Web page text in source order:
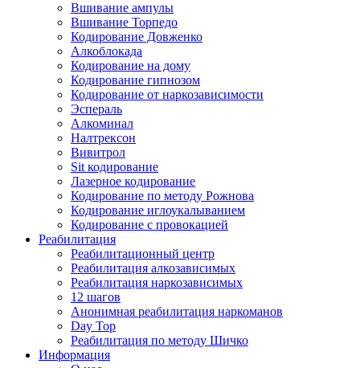
Вшивание ампулы
Вшивание Торпедо
Кодирование Довженко
Алкоблокада
Кодирование на дому
Кодирование гипнозом
Кодирование от наркозависимости
Эспераль
Алкоминал
Налтрексон
Вивитрол
Sit кодирование
Лазерное кодирование
Кодирование по методу Рожнова
Кодирование иглоукалыванием
Кодирование с провокацией
Реабилитация
Реабилитационный центр
Реабилитация алкозависимых
Реабилитация наркозависимых
12 шагов
Анонимная реабилитация наркоманов
Day Top
Реабилитация по методу Шичко
Информация